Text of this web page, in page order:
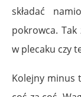
składać
pokrowca.
w plecaku czy
Kolejny minus